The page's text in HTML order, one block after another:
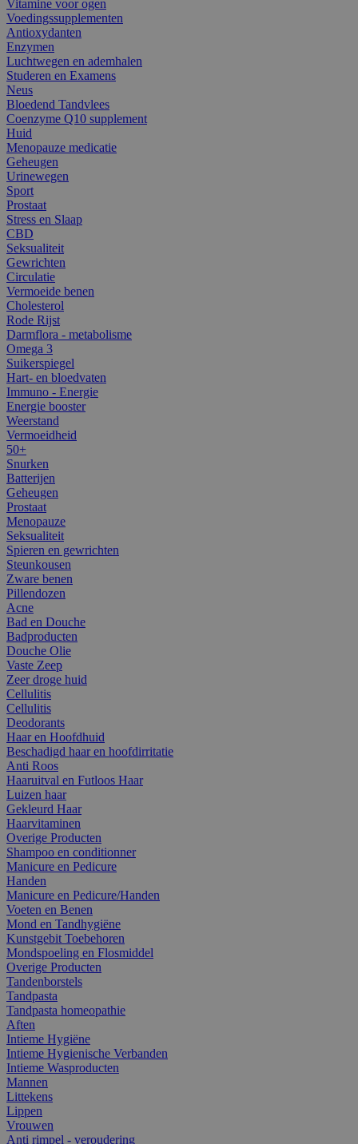
Vitamine voor ogen
Voedingssupplementen
Antioxydanten
Enzymen
Luchtwegen en ademhalen
Studeren en Examens
Neus
Bloedend Tandvlees
Coenzyme Q10 supplement
Huid
Menopauze medicatie
Geheugen
Urinewegen
Sport
Prostaat
Stress en Slaap
CBD
Seksualiteit
Gewrichten
Circulatie
Vermoeide benen
Cholesterol
Rode Rijst
Darmflora - metabolisme
Omega 3
Suikerspiegel
Hart- en bloedvaten
Immuno - Energie
Energie booster
Weerstand
Vermoeidheid
50+
Snurken
Batterijen
Geheugen
Prostaat
Menopauze
Seksualiteit
Spieren en gewrichten
Steunkousen
Zware benen
Pillendozen
Acne
Bad en Douche
Badproducten
Douche Olie
Vaste Zeep
Zeer droge huid
Cellulitis
Cellulitis
Deodorants
Haar en Hoofdhuid
Beschadigd haar en hoofdirritatie
Anti Roos
Haaruitval en Futloos Haar
Luizen haar
Gekleurd Haar
Haarvitaminen
Overige Producten
Shampoo en conditionner
Manicure en Pedicure
Handen
Manicure en Pedicure/Handen
Voeten en Benen
Mond en Tandhygiëne
Kunstgebit Toebehoren
Mondspoeling en Flosmiddel
Overige Producten
Tandenborstels
Tandpasta
Tandpasta homeopathie
Aften
Intieme Hygiëne
Intieme Hygienische Verbanden
Intieme Wasproducten
Mannen
Littekens
Lippen
Vrouwen
Anti rimpel - veroudering